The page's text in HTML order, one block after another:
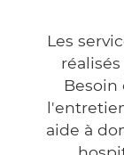
Les
aide à